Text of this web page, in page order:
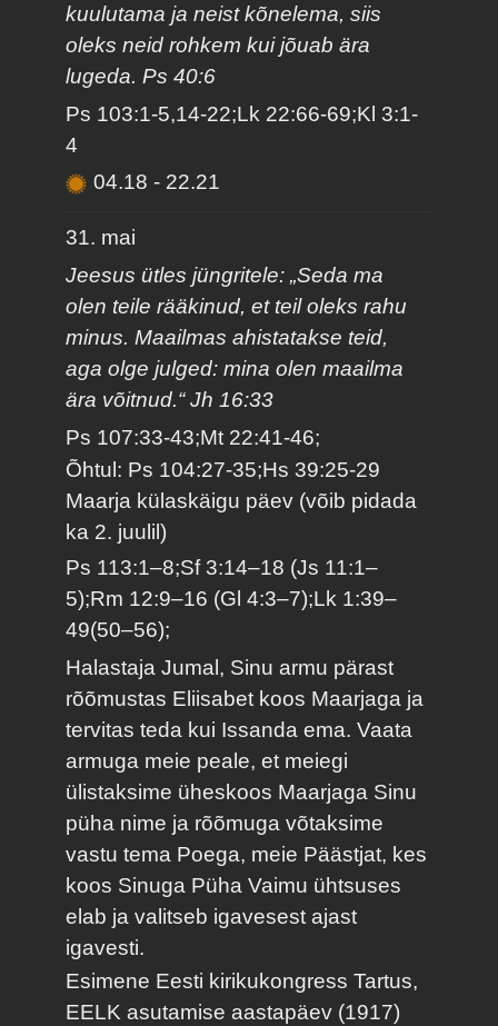
kuulutama ja neist kõnelema, siis
oleks neid rohkem kui jõuab ära
lugeda. Ps 40:6
Ps 103:1-5,14-22;Lk 22:66-69;Kl 3:1-
4
04.18- 22.21
31. mai
Jeesus ütles jüngritele: „Seda ma
olen teile rääkinud, et teil oleks rahu
minus. Maailmas ahistatakse teid,
aga olge julged: mina olen maailma
ära võitnud.“ Jh 16:33
Ps 107:33-43;Mt 22:41-46;
Õhtul: Ps 104:27-35;Hs 39:25-29
Maarja külaskäigu päev (võib pidada
ka 2. juulil)
Ps 113:1–8;Sf 3:14–18 (Js 11:1–
5);Rm 12:9–16 (Gl 4:3–7);Lk 1:39–
49(50–56);
Halastaja Jumal, Sinu armu pärast
rõõmustas Eliisabet koos Maarjaga ja
tervitas teda kui Issanda ema. Vaata
armuga meie peale, et meiegi
ülistaksime üheskoos Maarjaga Sinu
püha nime ja rõõmuga võtaksime
vastu tema Poega, meie Päästjat, kes
koos Sinuga Püha Vaimu ühtsuses
elab ja valitseb igavesest ajast
igavesti.
Esimene Eesti kirikukongress Tartus,
EELK asutamise aastapäev (1917)